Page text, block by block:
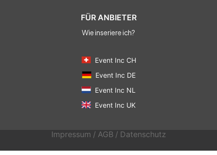
FÜR ANBIETER
Wie inseriere ich?
Event Inc CH
Event Inc DE
Event Inc NL
Event Inc UK
Impressum / AGB / Datenschutz